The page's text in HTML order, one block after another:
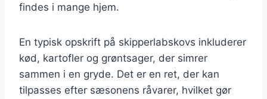
findes i mange hjem.
En typisk opskrift på skipperlabskovs inkluderer
kød, kartofler og grøntsager, der simrer
sammen i en gryde. Det er en ret, der kan
tilpasses efter sæsonens råvarer, hvilket gør